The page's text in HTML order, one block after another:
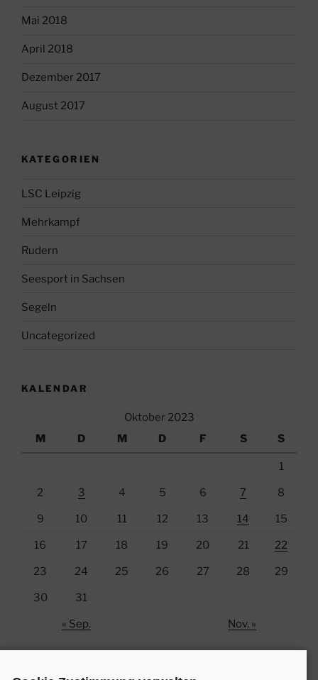
Mai 2018
April 2018
Dezember 2017
August 2017
KATEGORIEN
LSC Leipzig
Mehrkampf
Rudern
Seesport in Sachsen
Segeln
Uncategorized
KALENDAR
Oktober 2023
M
D M D F S S
1
2 3 4 5 6 7 8
9 10 11 12 13 14 15
16 17 18 19 20 21 22
23 24 25 26 27 28 29
30 31
« Sep. Nov. »